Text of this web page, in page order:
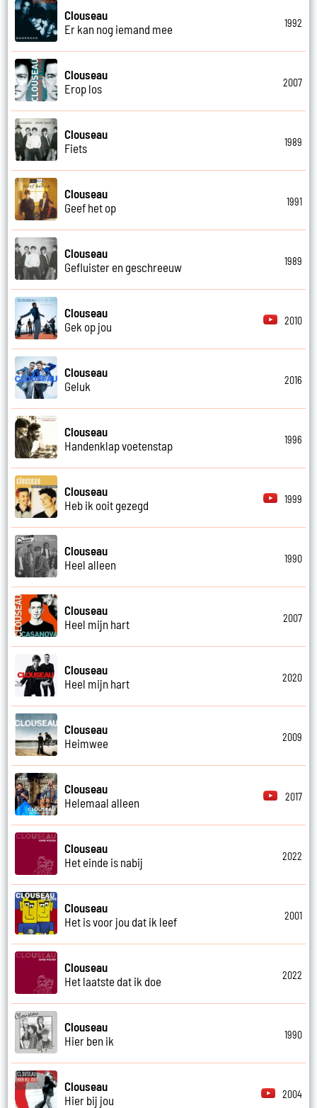
Clouseau
Er kan nog iemand mee
1992
Clouseau
Erop los
2007
Clouseau
Fiets
1989
Clouseau
Geef het op
1991
Clouseau
Gefluister en geschreeuw
1989
Clouseau
Gek op jou
2010
Clouseau
Geluk
2016
Clouseau
Handenklap voetenstap
1996
Clouseau
Heb ik ooit gezegd
1999
Clouseau
Heel alleen
1990
Clouseau
Heel mijn hart
2007
Clouseau
Heel mijn hart
2020
Clouseau
Heimwee
2009
Clouseau
Helemaal alleen
2017
Clouseau
Het einde is nabij
2022
Clouseau
Het is voor jou dat ik leef
2001
Clouseau
Het laatste dat ik doe
2022
Clouseau
Hier ben ik
1990
Clouseau
Hier bij jou
2004